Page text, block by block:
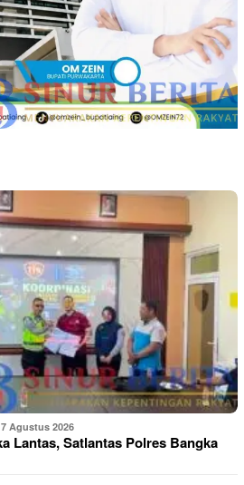
7 Agustus 2026
Lantas, Satlantas Polres Bangka